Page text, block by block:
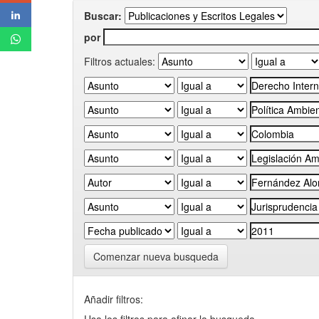
Buscar:
por
Filtros actuales:
Comenzar nueva busqueda
Añadir filtros: